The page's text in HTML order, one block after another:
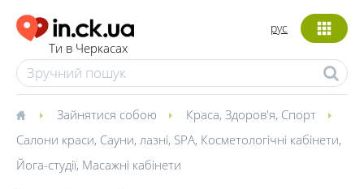
Ти в Черкасах
рус
Зайнятися собою Краса, Здоров'я, Спорт
Салони краси, Сауни, лазні, SPA, Косметологічні кабінети,
Йога-студії, Масажні кабінети